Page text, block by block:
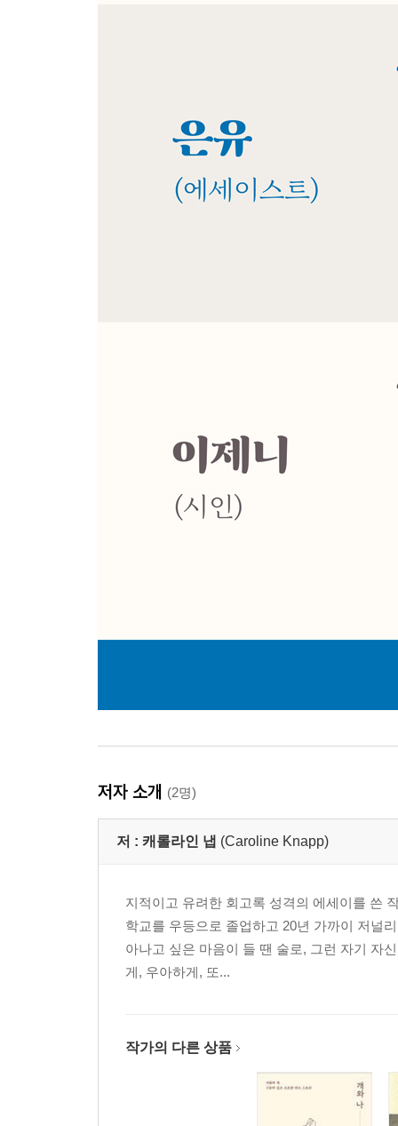
저자 소개 (2명)
저 : 캐롤라인 냅 (Caroline Knapp)
지적이고 유려한 회고록 성격의 에세이를 쓴
학교를 우등으로 졸업하고 20년 가까이 저널
아나고 싶은 마음이 들 땐 술로, 그런 자기 자
게, 우아하게, 또...
작가의 다른 상품